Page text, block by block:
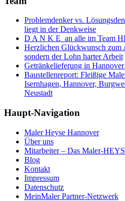
Problemdenker vs.
liegt in der Denkweise
D A N K E an alle im Team
Herzlichen Glückwunsch zum
sondern der Lohn harter Arbeit
Getränkelieferung in
Baustellenreport: Fleißige
Isernhagen, Hannover,
Neustadt
Haupt-Navigation
Maler Heyse Hannover
Über uns
Mitarbeiter – Das Maler-
Blog
Kontakt
Impressum
Datenschutz
MeinMaler Partner-Netzwerk